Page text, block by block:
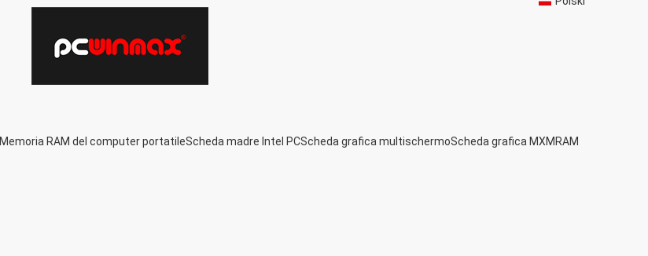
Memoria RAM del computer portatileScheda madre Intel PCScheda grafica multischermoScheda grafica MXM RAM